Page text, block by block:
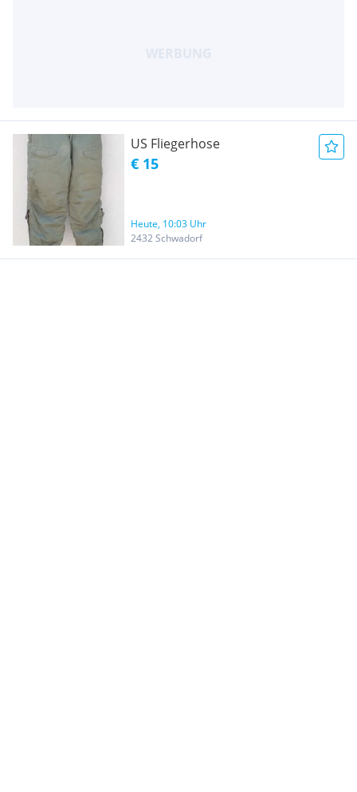
US Fliegerhose
€ 15
Heute, 10:03 Uhr
2432 Schwadorf